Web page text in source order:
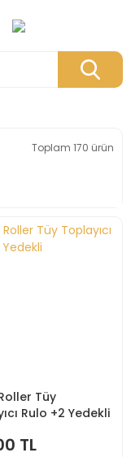
Toplam 170 ürün
Tüy
Rulo +2 Yedekli
TL